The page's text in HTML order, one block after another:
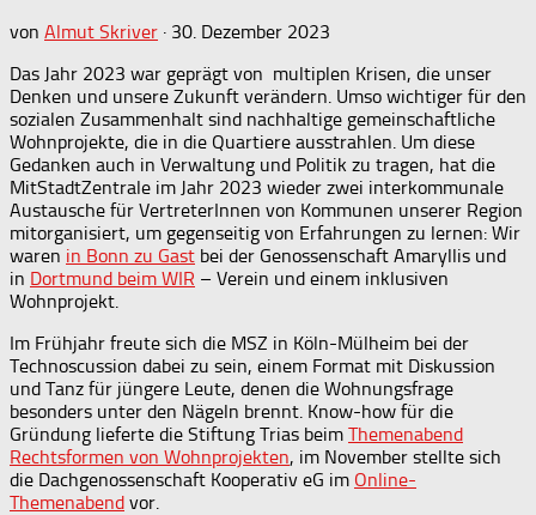
von Almut Skriver · 30. Dezember 2023
Das Jahr 2023 war geprägt von multiplen Krisen, die unser
Denken und unsere Zukunft verändern. Umso wichtiger für den
sozialen Zusammenhalt sind nachhaltige gemeinschaftliche
Wohnprojekte, die in die Quartiere ausstrahlen. Um diese
Gedanken auch in Verwaltung und Politik zu tragen, hat die
MitStadtZentrale im Jahr 2023 wieder zwei interkommunale
Austausche für VertreterInnen von Kommunen unserer Region
mitorganisiert, um gegenseitig von Erfahrungen zu lernen: Wir
waren in Bonn zu Gast bei der Genossenschaft Amaryllis und
in Dortmund beim WIR – Verein und einem inklusiven
Wohnprojekt.
Im Frühjahr freute sich die MSZ in Köln-Mülheim bei der
Technoscussion dabei zu sein, einem Format mit Diskussion
und Tanz für jüngere Leute, denen die Wohnungsfrage
besonders unter den Nägeln brennt. Know-how für die
Gründung lieferte die Stiftung Trias beim Themenabend
Rechtsformen von Wohnprojekten, im November stellte sich
die Dachgenossenschaft Kooperativ eG im Online-
Themenabend vor.